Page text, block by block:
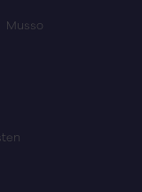
Musso